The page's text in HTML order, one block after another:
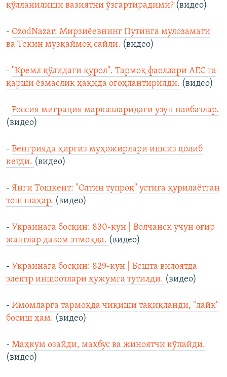
қўлланилиши вазиятни ўзгартирадими? (видео)
- OzodNazar: Мирзиёевнинг Путинга мулозамати
ва Текин музқаймоқ сайли. (видео)
- "Кремл қўлидаги қурол". Тармоқ фаоллари АEС га
қарши ёзмаслик ҳақида огоҳлантирилди. (видео)
- Россия миграция марказларидаги узун навбатлар.
(видео)
- Венгрияда қирғиз муҳожирлари ишсиз қолиб
кетди. (видео)
- Янги Тошкент: "Олтин тупроқ" устига қурилаётган
тош шаҳар. (видео)
- Украинага босқин: 830-кун | Волчанск учун оғир
жанглар давом этмоқда. (видео)
- Украинага босқин: 829-кун | Бешта вилоятда
электр иншоотлари ҳужумга тутилди. (видео)
- Имомларга тармоқда чиқиши тақиқланди, "лайк"
босиш ҳам. (видео)
- Маҳкум озайди, маҳбус ва жиноятчи кўпайди.
(видео)